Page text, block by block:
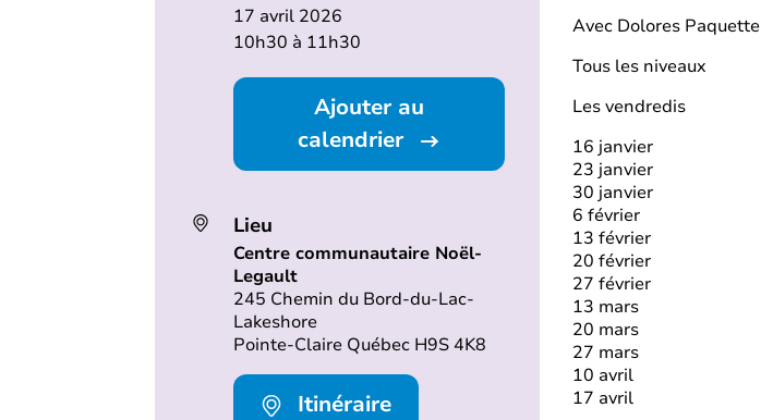
17 avril 2026
10h30 à 11h30
Ajouter au
calendrier
Lieu
Centre communautaire Noël-
Legault
245 Chemin du Bord-du-Lac-
Lakeshore
Pointe-Claire Québec H9S 4K8
Itinéraire
Avec Dolores Paquette
Tous les niveaux
Les vendredis
16 janvier
23 janvier
30 janvier
6 février
13 février
20 février
27 février
13 mars
20 mars
27 mars
10 avril
17 avril